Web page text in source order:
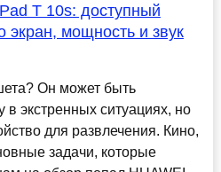
T 10s: доступный
экран, мощность и звук
Он может быть
в экстренных ситуациях, но
для развлечения. Кино,
задачи, которые